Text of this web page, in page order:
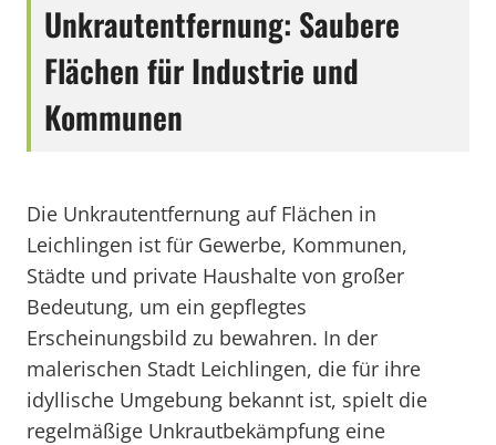
Unkrautentfernung: Saubere
Flächen für Industrie und
Kommunen
Die Unkrautentfernung auf Flächen in
Leichlingen ist für Gewerbe, Kommunen,
Städte und private Haushalte von großer
Bedeutung, um ein gepflegtes
Erscheinungsbild zu bewahren. In der
malerischen Stadt Leichlingen, die für ihre
idyllische Umgebung bekannt ist, spielt die
regelmäßige Unkrautbekämpfung eine